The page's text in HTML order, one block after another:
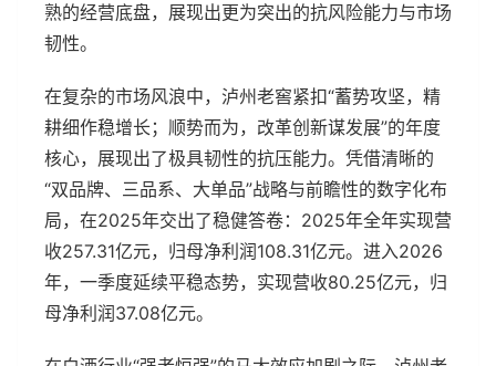
熟的经营底盘，展现出更为突出的抗风险能力与市场
韧性。
在复杂的市场风浪中，泸州老窖紧扣“蓄势攻坚，精
耕细作稳增长；顺势而为，改革创新谋发展”的年度
核心，展现出了极具韧性的抗压能力。凭借清晰的
“双品牌、三品系、大单品”战略与前瞻性的数字化布
局，在2025年交出了稳健答卷：2025年全年实现营
收257.31亿元，归母净利润108.31亿元。进入2026
年，一季度延续平稳态势，实现营收80.25亿元，归
母净利润37.08亿元。